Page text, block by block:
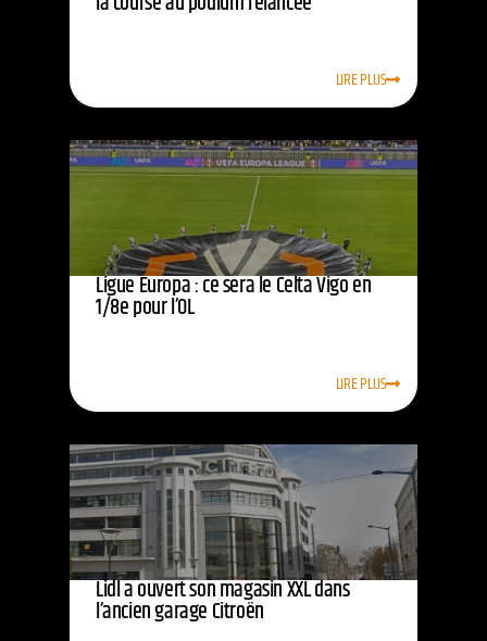
LIRE PLUS
Ligue Europa : ce sera le Celta Vigo en
1/8e pour l’OL
LIRE PLUS
Lidl a ouvert son magasin XXL dans
l’ancien garage Citroën